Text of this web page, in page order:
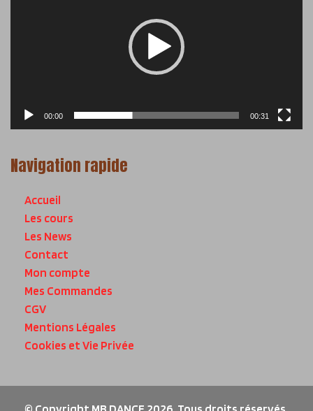
00:00 00:31
Navigation rapide
Accueil
Les cours
Les News
Contact
Mon compte
Mes Commandes
CGV
Mentions Légales
Cookies et Vie Privée